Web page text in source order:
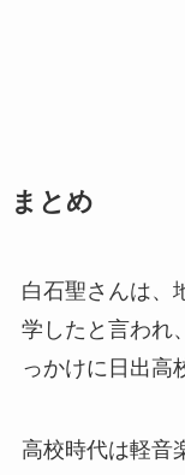
まとめ
白石聖さんは、
学したと言われ
っかけに日出高
高校時代は軽音